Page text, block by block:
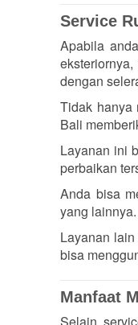
Service
Apabila
dengan
Tidak hanya
Bali
Layanan ini
perbaikan
Anda bisa
yang lainnya.
Layanan
bisa
Manfaat